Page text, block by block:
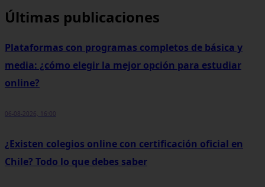
Últimas publicaciones
Plataformas con programas completos de básica y
media: ¿cómo elegir la mejor opción para estudiar
online?
06-08-2026, 16:00
¿Existen colegios online con certificación oficial en
Chile? Todo lo que debes saber